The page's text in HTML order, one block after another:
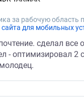
за рабочую область
для мобильных
сделал все
- оптимизировал 2